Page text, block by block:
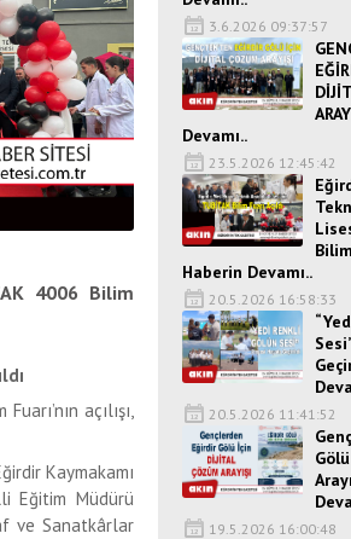
4006 Bilim
açılışı,
Kaymakamı
Eğitim Müdürü
ve Sanatkârlar
3.6.2026 09:37:57
Devamı..
23.5.2026 12:45:42
Haberin Devamı..
20.5.2026 16:58:33
20.5.2026 11:41:52
19.5.2026 16:00:48